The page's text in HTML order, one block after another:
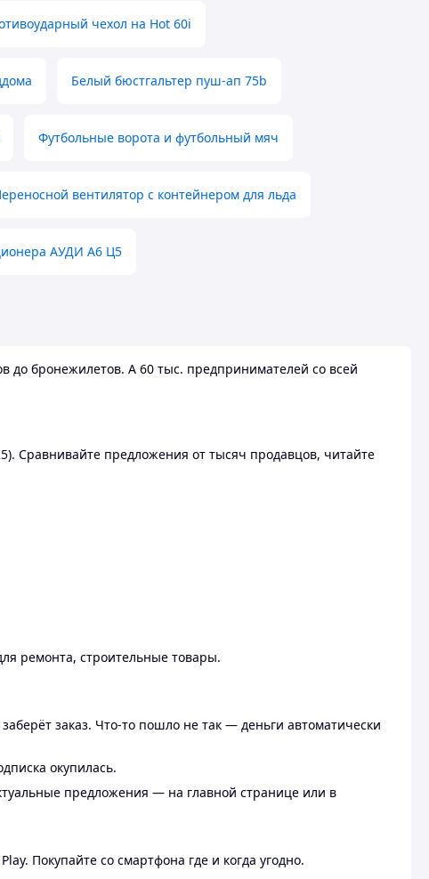
чехол на Hot 60i
Белый бюстгальтер пуш-ап 75b
Футбольные ворота и футбольный мяч
вентилятор с контейнером для льда
АУДИ А6 Ц5
до бронежилетов. А 60 тыс. предпринимателей со всей
Сравнивайте предложения от тысяч продавцов, читайте
ремонта, строительные товары.
заказ. Что-то пошло не так — деньги автоматически
окупилась.
предложения — на главной странице или в
Покупайте со смартфона где и когда угодно.